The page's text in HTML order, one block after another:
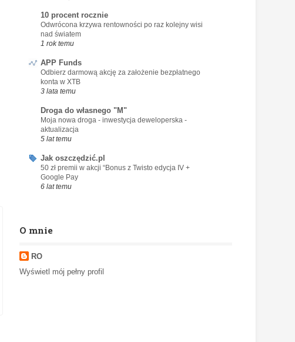
10 procent rocznie
Odwrócona krzywa rentowności po raz kolejny wisi
nad światem
1 rok temu
APP Funds
Odbierz darmową akcję za założenie bezpłatnego
konta w XTB
3 lata temu
Droga do własnego "M"
Moja nowa droga - inwestycja deweloperska -
aktualizacja
5 lat temu
Jak oszczędzić.pl
50 zł premii w akcji “Bonus z Twisto edycja IV +
Google Pay
6 lat temu
O mnie
RO
Wyświetl mój pełny profil